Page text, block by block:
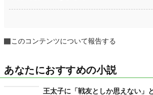
このコンテンツについて報告する
あなたにおすすめの小説
王太子に「戦友としか思えない」